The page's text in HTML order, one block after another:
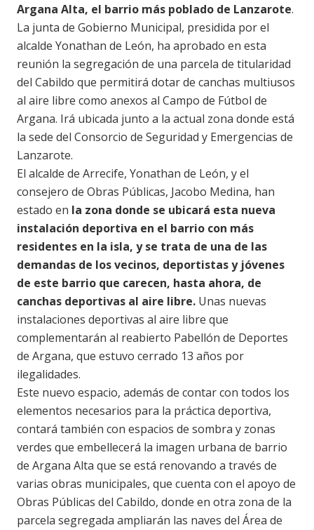
Argana Alta, el barrio más poblado de Lanzarote.
La junta de Gobierno Municipal, presidida por el
alcalde Yonathan de León, ha aprobado en esta
reunión la segregación de una parcela de titularidad
del Cabildo que permitirá dotar de canchas multiusos
al aire libre como anexos al Campo de Fútbol de
Argana. Irá ubicada junto a la actual zona donde está
la sede del Consorcio de Seguridad y Emergencias de
Lanzarote.
El alcalde de Arrecife, Yonathan de León, y el
consejero de Obras Públicas, Jacobo Medina, han
estado en la zona donde se ubicará esta nueva
instalación deportiva en el barrio con más
residentes en la isla, y se trata de una de las
demandas de los vecinos, deportistas y jóvenes
de este barrio que carecen, hasta ahora, de
canchas deportivas al aire libre. Unas nuevas
instalaciones deportivas al aire libre que
complementarán al reabierto Pabellón de Deportes
de Argana, que estuvo cerrado 13 años por
ilegalidades.
Este nuevo espacio, además de contar con todos los
elementos necesarios para la práctica deportiva,
contará también con espacios de sombra y zonas
verdes que embellecerá la imagen urbana de barrio
de Argana Alta que se está renovando a través de
varias obras municipales, que cuenta con el apoyo de
Obras Públicas del Cabildo, donde en otra zona de la
parcela segregada ampliarán las naves del Área de